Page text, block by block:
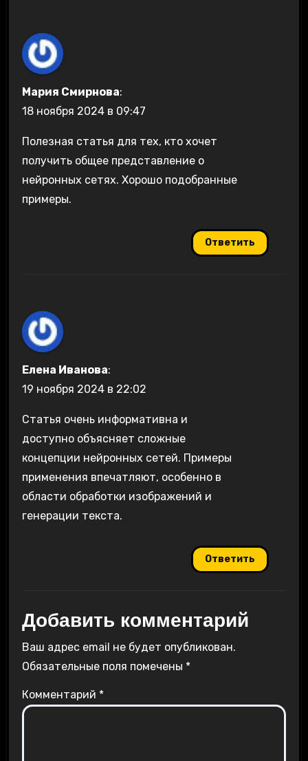
Мария Смирнова:
18 ноября 2024 в 09:47
Полезная статья для тех, кто хочет
получить общее представление о
нейронных сетях. Хорошо подобранные
примеры.
Ответить
Елена Иванова:
19 ноября 2024 в 22:02
Статья очень информативна и
доступно объясняет сложные
концепции нейронных сетей. Примеры
применения впечатляют, особенно в
области обработки изображений и
генерации текста.
Ответить
Добавить комментарий
Ваш адрес email не будет опубликован.
Обязательные поля помечены *
Комментарий *